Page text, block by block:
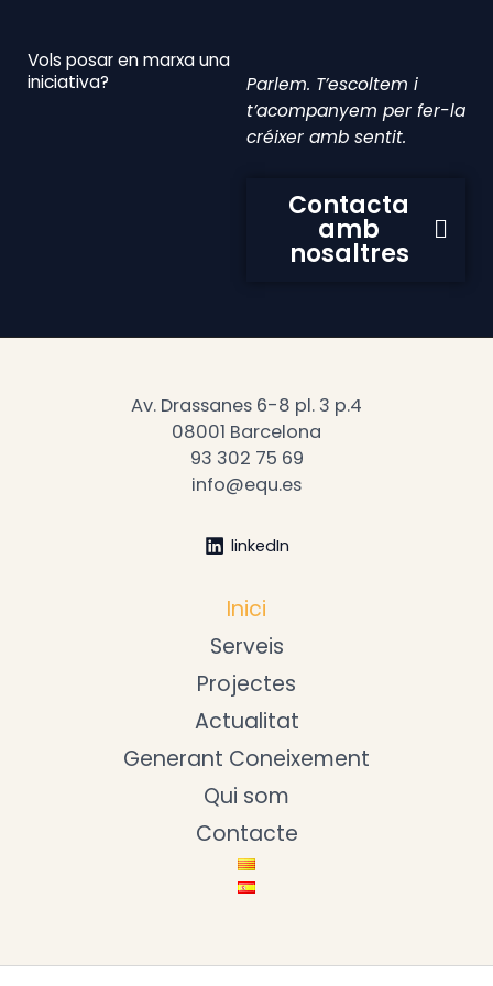
Vols posar en marxa una
iniciativa?
Parlem. T’escoltem i
t’acompanyem per fer-la
créixer amb sentit.
Contacta
amb
nosaltres
Av. Drassanes 6-8 pl. 3 p.4
08001 Barcelona
93 302 75 69
info@equ.es
linkedIn
Inici
Serveis
Projectes
Actualitat
Generant Coneixement
Qui som
Contacte